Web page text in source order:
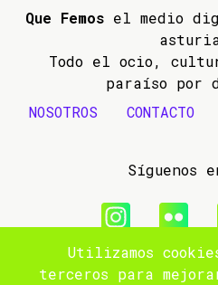
Que Femos el medio
Todo el ocio,
paraíso por
NOSOTROS
CONTACTO
Síguenos
© 2009- 2026 Que
Utilizamos
terceros para